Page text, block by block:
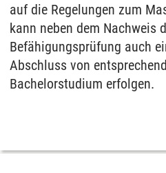
auf die Regelungen zum
kann neben dem Nachweis
Befähigungsprüfung auch
Abschluss von
Bachelorstudium erfolgen.